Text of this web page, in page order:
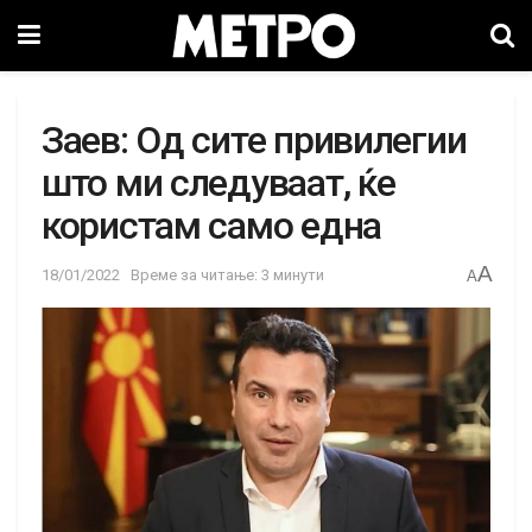
Заев: Од сите привилегии
што ми следуваат, ќе
користам само една
18/01/2022 Време за читање: 3 минути AA